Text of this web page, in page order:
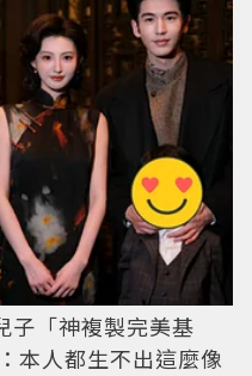
子「神複製完美基
本人都生不出這麼像